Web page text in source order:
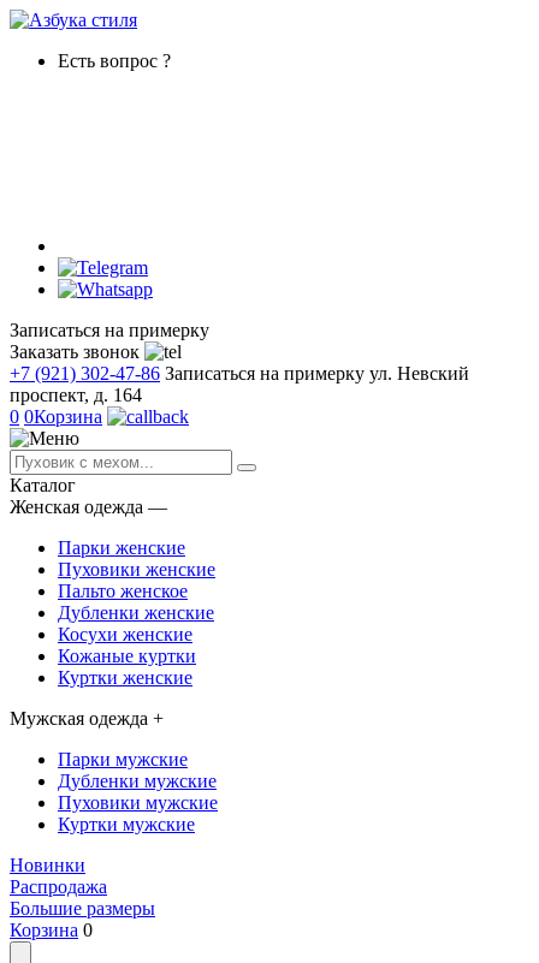
Есть вопрос ?
Записаться на примерку
Заказать звонок
+7 (921) 302-47-86 Записаться на примерку ул. Невский
проспект, д. 164
0 0Корзина
Каталог
Женская одежда ―
Парки женские
Пуховики женские
Пальто женское
Дубленки женские
Косухи женские
Кожаные куртки
Куртки женские
Мужская одежда +
Парки мужские
Дубленки мужские
Пуховики мужские
Куртки мужские
Новинки
Распродажа
Большие размеры
Корзина 0